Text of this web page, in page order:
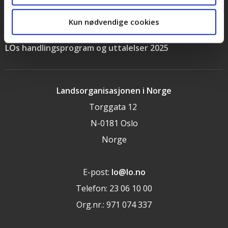
Kun nødvendige cookies
Landsorganisasjonen i Norge
Torggata 12
N-0181 Oslo
Norge
E-post: lo@lo.no
Telefon: 23 06 10 00
Org.nr.: 971 074 337
Personvernerklæring
Cookieerklæring
LOs handlingsprogram og uttalelser 2025